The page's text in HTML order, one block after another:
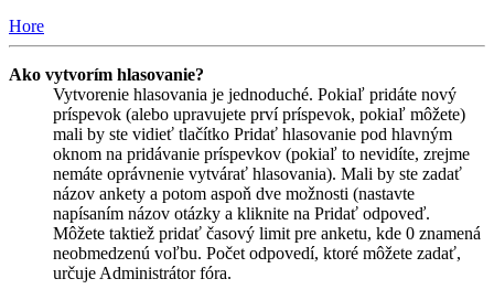
Hore
Ako vytvorím hlasovanie?
Vytvorenie hlasovania je jednoduché. Pokiaľ pridáte nový
príspevok (alebo upravujete prví príspevok, pokiaľ môžete)
mali by ste vidieť tlačítko Pridať hlasovanie pod hlavným
oknom na pridávanie príspevkov (pokiaľ to nevidíte, zrejme
nemáte oprávnenie vytvárať hlasovania). Mali by ste zadať
názov ankety a potom aspoň dve možnosti (nastavte
napísaním názov otázky a kliknite na Pridať odpoveď.
Môžete taktiež pridať časový limit pre anketu, kde 0 znamená
neobmedzenú voľbu. Počet odpovedí, ktoré môžete zadať,
určuje Administrátor fóra.